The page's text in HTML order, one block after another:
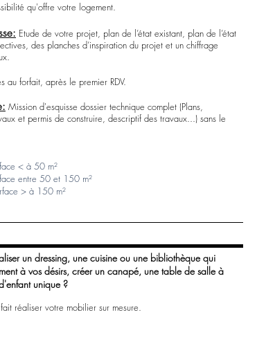
qu'offre votre logement.
Etude de votre projet, plan de l’état existant, plan de l’état
des planches d’inspiration du projet et un chiffrage
au forfait, après le premier RDV.
Mission d'esquisse dossier technique complet (Plans,
et permis de construire, descriptif des travaux...) sans le
< à 50 m²
entre 50 et 150 m²
> à 150 m²
un dressing, une cuisine ou une bibliothèque qui
à vos désirs, créer un canapé, une table de salle à
unique ?
réaliser votre mobilier sur mesure.